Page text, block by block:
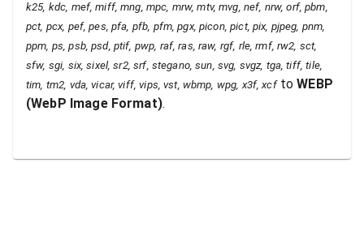
k25, kdc, mef, miff, mng, mpc, mrw, mtv, mvg, nef, nrw, orf, pbm,
pct, pcx, pef, pes, pfa, pfb, pfm, pgx, picon, pict, pix, pjpeg, pnm,
ppm, ps, psb, psd, ptif, pwp, raf, ras, raw, rgf, rle, rmf, rw2, sct,
sfw, sgi, six, sixel, sr2, srf, stegano, sun, svg, svgz, tga, tiff, tile,
tim, tm2, vda, vicar, viff, vips, vst, wbmp, wpg, x3f, xcftoWEBP
(WebP Image Format).